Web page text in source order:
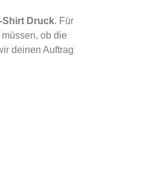
Shirt Druck. Für
ob die
deinen Auftrag